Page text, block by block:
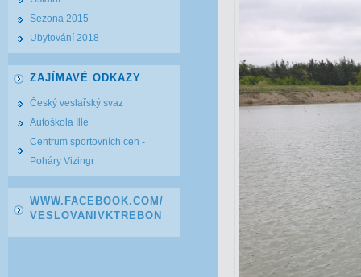
Sezona 2015
Ubytování 2018
ZAJÍMAVÉ ODKAZY
Český veslařský svaz
Autoškola Ille
Centrum sportovních cen -
Poháry Vizingr
WWW.FACEBOOK.COM/
VESLOVANIVKTREBON